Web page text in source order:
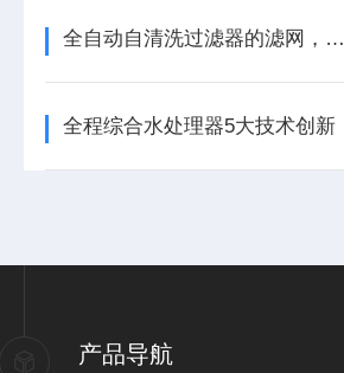
全自动自清洗过滤器的滤网，你选对了吗？
全程综合水处理器5大技术创新
产品导航